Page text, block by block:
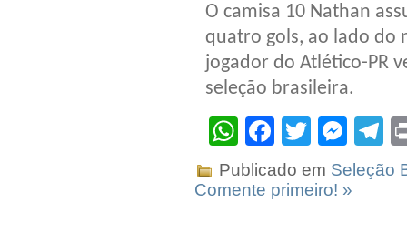
O camisa 10 Nathan
quatro gols, ao lado do
jogador do Atlético-PR
seleção brasileira.
WhatsApp
Facebook
Twitter
Publicado em Seleção
Comente primeiro! »